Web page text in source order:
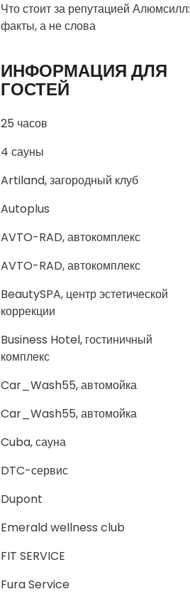
Что стоит за репутацией Алюмсилл:
факты, а не слова
ИНФОРМАЦИЯ ДЛЯ
ГОСТЕЙ
25 часов
4 сауны
Artiland, загородный клуб
Autoplus
AVTO-RAD, автокомплекс
AVTO-RAD, автокомплекс
BeautySPA, центр эстетической
коррекции
Business Hotel, гостиничный
комплекс
Car_Wash55, автомойка
Car_Wash55, автомойка
Cuba, сауна
DTC-сервис
Dupont
Emerald wellness club
FIT SERVICE
Fura Service